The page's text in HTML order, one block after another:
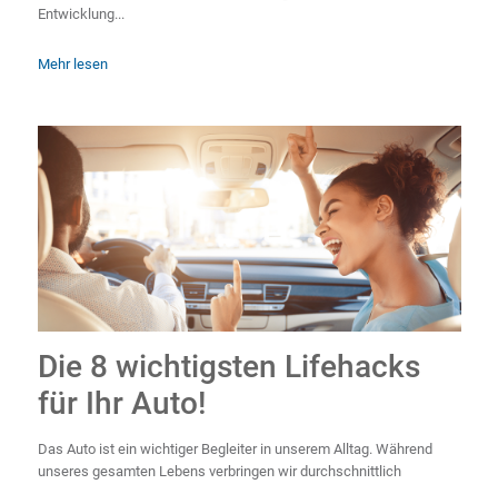
Entwicklung...
Mehr lesen
Die 8 wichtigsten Lifehacks
für Ihr Auto!
Das Auto ist ein wichtiger Begleiter in unserem Alltag. Während
unseres gesamten Lebens verbringen wir durchschnittlich